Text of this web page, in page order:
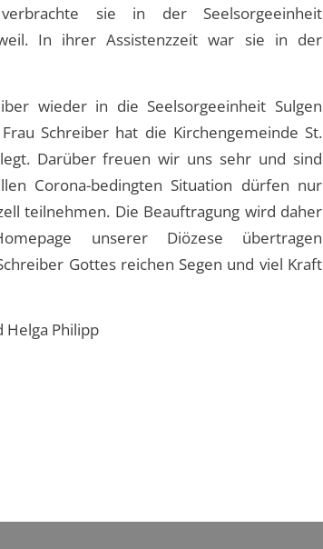
sie in der Seelsorgeeinheit
In ihrer Assistenzzeit war sie in der
wieder in die Seelsorgeeinheit Sulgen
Schreiber hat die Kirchengemeinde St.
Darüber freuen wir uns sehr und sind
Corona-bedingten Situation dürfen nur
teilnehmen. Die Beauftragung wird daher
unserer Diözese übertragen
Gottes reichen Segen und viel Kraft
Helga Philipp